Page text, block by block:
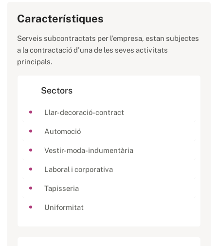
Característiques
Serveis subcontractats per l'empresa, estan subjectes
a la contractació d'una de les seves activitats
principals.
Sectors
Llar-decoració-contract
Automoció
Vestir-moda-indumentària
Laboral i corporativa
Tapisseria
Uniformitat